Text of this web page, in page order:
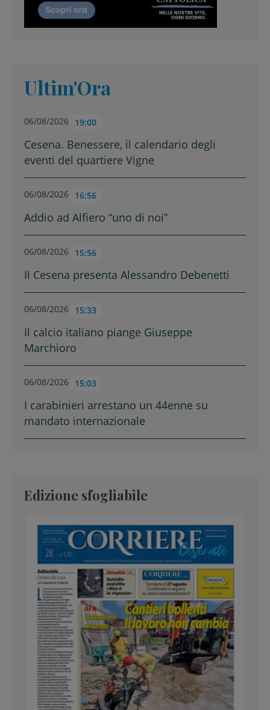
Ultim'Ora
06/08/2026 19:00
Cesena. Benessere, il calendario degli
eventi del quartiere Vigne
06/08/2026 16:56
Addio ad Alfiero “uno di noi”
06/08/2026 15:56
Il Cesena presenta Alessandro Debenetti
06/08/2026 15:33
Il calcio italiano piange Giuseppe
Marchioro
06/08/2026 15:03
I carabinieri arrestano un 44enne su
mandato internazionale
Edizione sfogliabile